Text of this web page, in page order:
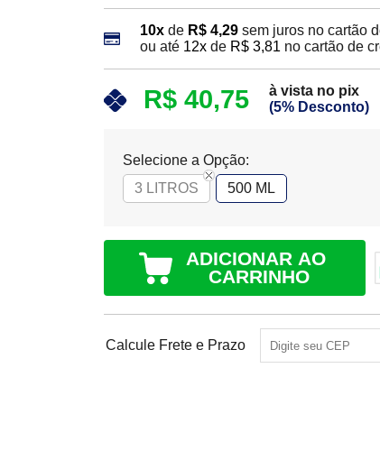
10x de R$ 4,29 sem juros no cartão
ou até 12x de R$ 3,81 no cartão de
R$ 40,75
à vista no pix
(5% Desconto)
Selecione a Opção:
3 LITROS
500 ML
ADICIONAR AO
CARRINHO
Calcule Frete e Prazo